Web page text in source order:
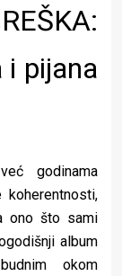
i pijana
godinama
koherentnosti,
ono što sami
album
okom